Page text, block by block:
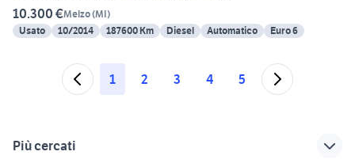
10.300 €Melzo(MI)
Usato
10/2014 187600 Km Diesel Automatico Euro 6
1 2 3 4 5
Più cercati